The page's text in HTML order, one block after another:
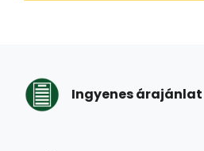
Ingyenes árajánlat